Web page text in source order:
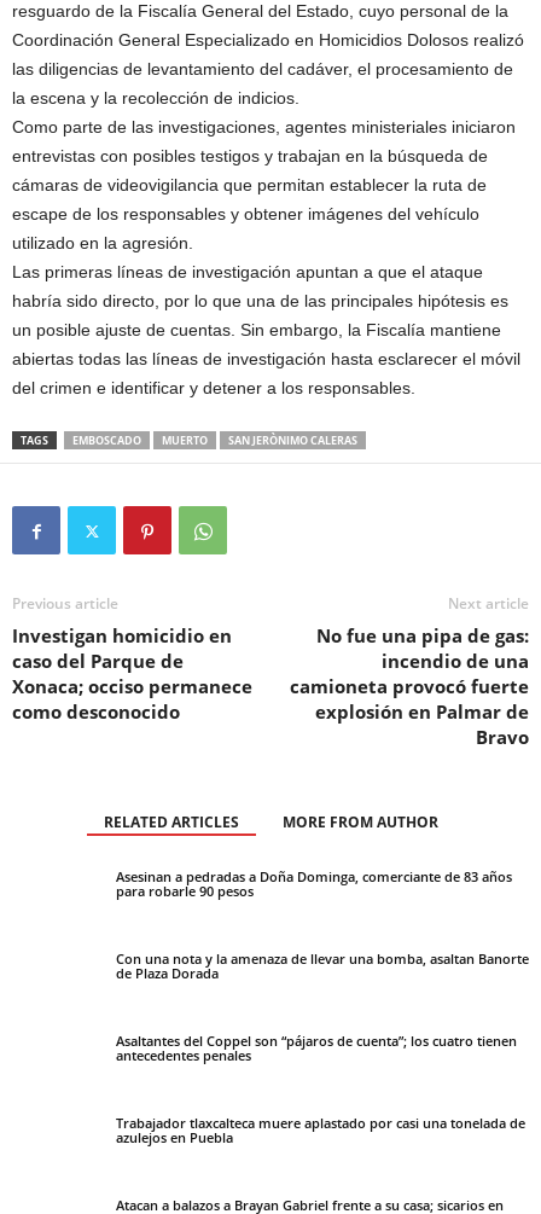
resguardo de la Fiscalía General del Estado, cuyo personal de la
Coordinación General Especializado en Homicidios Dolosos realizó
las diligencias de levantamiento del cadáver, el procesamiento de
la escena y la recolección de indicios.
Como parte de las investigaciones, agentes ministeriales iniciaron
entrevistas con posibles testigos y trabajan en la búsqueda de
cámaras de videovigilancia que permitan establecer la ruta de
escape de los responsables y obtener imágenes del vehículo
utilizado en la agresión.
Las primeras líneas de investigación apuntan a que el ataque
habría sido directo, por lo que una de las principales hipótesis es
un posible ajuste de cuentas. Sin embargo, la Fiscalía mantiene
abiertas todas las líneas de investigación hasta esclarecer el móvil
del crimen e identificar y detener a los responsables.
TAGS EMBOSCADO MUERTO SAN JERÒNIMO CALERAS
Previous article
Investigan homicidio en
caso del Parque de
Xonaca; occiso permanece
como desconocido
Next article
No fue una pipa de gas:
incendio de una
camioneta provocó fuerte
explosión en Palmar de
Bravo
RELATED ARTICLES MORE FROM AUTHOR
Asesinan a pedradas a Doña Dominga, comerciante de 83 años
para robarle 90 pesos
Con una nota y la amenaza de llevar una bomba, asaltan Banorte
de Plaza Dorada
Asaltantes del Coppel son “pájaros de cuenta”; los cuatro tienen
antecedentes penales
Trabajador tlaxcalteca muere aplastado por casi una tonelada de
azulejos en Puebla
Atacan a balazos a Brayan Gabriel frente a su casa; sicarios en